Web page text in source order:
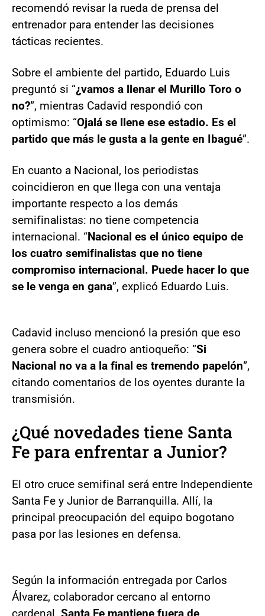
recomendó revisar la rueda de prensa del
entrenador para entender las decisiones
tácticas recientes.
Sobre el ambiente del partido, Eduardo Luis
preguntó si “¿vamos a llenar el Murillo Toro o
no?”, mientras Cadavid respondió con
optimismo: “Ojalá se llene ese estadio. Es el
partido que más le gusta a la gente en Ibagué”.
En cuanto a Nacional, los periodistas
coincidieron en que llega con una ventaja
importante respecto a los demás
semifinalistas: no tiene competencia
internacional. “Nacional es el único equipo de
los cuatro semifinalistas que no tiene
compromiso internacional. Puede hacer lo que
se le venga en gana”, explicó Eduardo Luis.
Cadavid incluso mencionó la presión que eso
genera sobre el cuadro antioqueño: “Si
Nacional no va a la final es tremendo papelón”,
citando comentarios de los oyentes durante la
transmisión.
¿Qué novedades tiene Santa
Fe para enfrentar a Junior?
El otro cruce semifinal será entre Independiente
Santa Fe y Junior de Barranquilla. Allí, la
principal preocupación del equipo bogotano
pasa por las lesiones en defensa.
Según la información entregada por Carlos
Álvarez, colaborador cercano al entorno
cardenal , Santa Fe mantiene fuera de